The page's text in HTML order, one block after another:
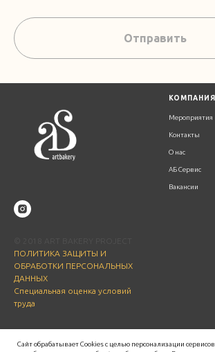
Отправить
Сайт обрабатывает Cookies с целью персонализации сервисов
ПОЛИТИКА ЗАЩИТЫ И
ОБРАБОТКИ ПЕРСОНАЛЬНЫХ
ДАННЫХ
Специальная оценка условий
труда
КОМПАНИЯ
Мероприятия
Контакты
О нас
АБ Сервис
Вакансии